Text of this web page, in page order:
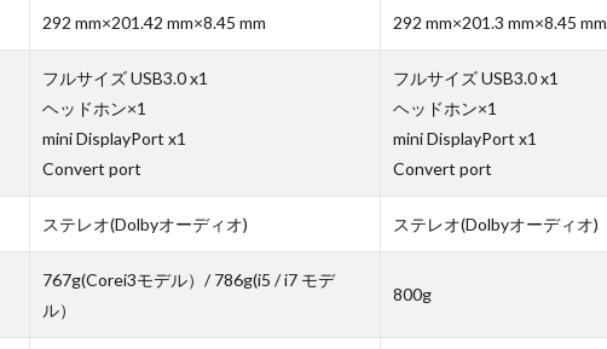
292 mm×201.42 mm×8.45 mm 292 mm×201.3 mm×8.45 mm
フルサイズ USB3.0 x1
ヘッドホン×1
mini DisplayPort x1
Convert port
フルサイズ USB3.0 x1
ヘッドホン×1
mini DisplayPort x1
Convert port
ステレオ(Dolbyオーディオ) ステレオ(Dolbyオーディオ)
767g(Corei3モデル）/ 786g(i5 / i7 モデ
ル）
800g